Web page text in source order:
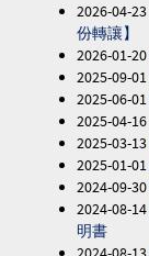
2026-04-23
份轉讓】
2026-01-20
2025-09-01
2025-06-01
2025-04-16
2025-03-13
2025-01-01
2024-09-30
2024-08-14
明書